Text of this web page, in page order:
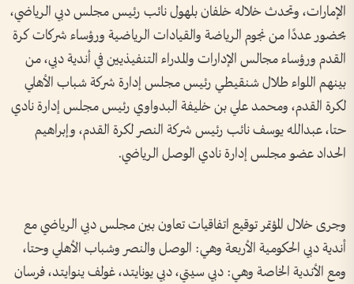
الإمارات، وتحدث خلاله خلفان بلهول نائب رئيس مجلس دبي الرياضي،
بحضور عددًا من نجوم الرياضة والقيادات الرياضية ورؤساء شركات كرة
القدم ورؤساء مجالس الإدارات والمدراء التنفيذيين في أندية دبي، من
بينهم اللواء طلال شنقيطي رئيس مجلس إدارة شركة شباب الأهلي
لكرة القدم، ومحمد علي بن خليفة البدواوي رئيس مجلس إدارة نادي
حتا، عبدالله يوسف نائب رئيس شركة النصر لكرة القدم، وإبراهيم
الحداد عضو مجلس إدارة نادي الوصل الرياضي.
وجرى خلال المؤتمر توقيع اتفاقيات تعاون بين مجلس دبي الرياضي مع
أندية دبي الحكومية الأربعة وهي: الوصل والنصر وشباب الأهلي وحتا،
ومع الأندية الخاصة وهي: دبي سيتي، دبي يونايتد، غولف ينوايتد، فرسان